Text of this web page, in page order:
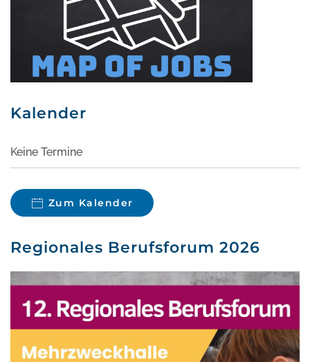
Kalender
Keine Termine
Zum Kalender
Regionales Berufsforum 2026